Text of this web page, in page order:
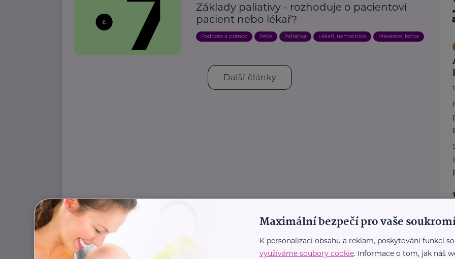
Základy paliativy - rozhoduje o pacientovi
pacient nebo lékař?
Podpora a pomoc Péče Paliativa Lékaři, nemocnice Prevence, léčba
Další články
Maximální bezpečí pro vaše
K personalizaci obsahu a reklam, poskytování funkcí
využíváme soubory cookie. Informace o tom, jak náš